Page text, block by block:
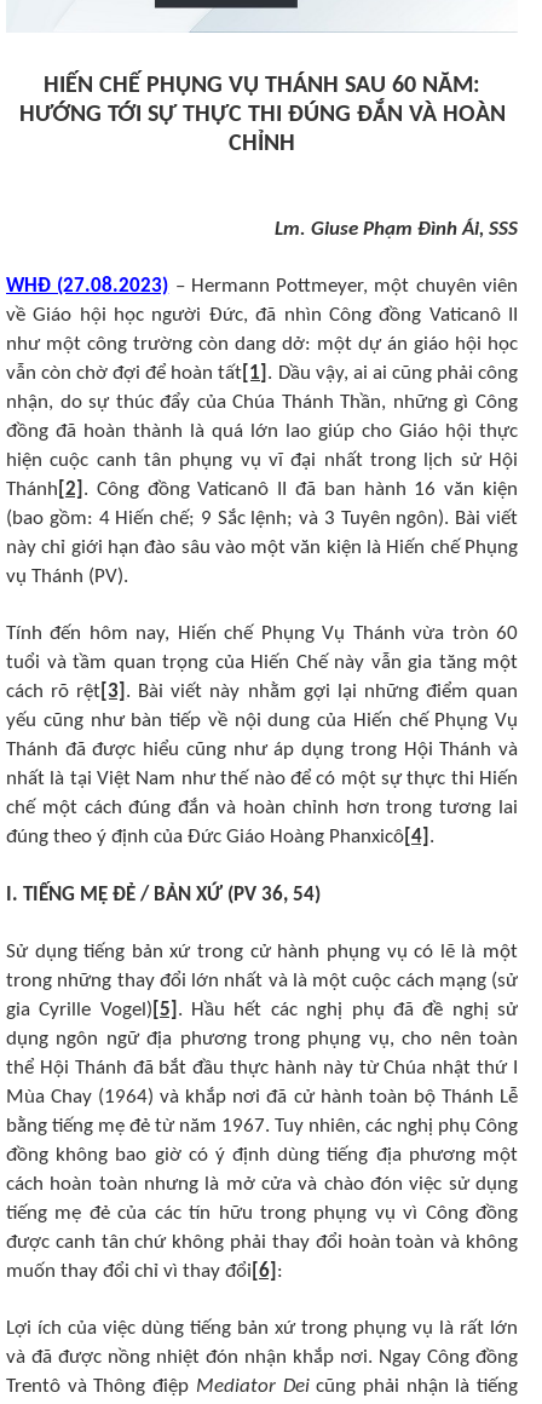
HIẾN CHẾ PHỤNG VỤ THÁNH SAU 60 NĂM:
HƯỚNG TỚI SỰ THỰC THI ĐÚNG ĐẮN VÀ HOÀN
CHỈNH
Lm. Giuse Phạm Đình Ái, SSS
WHĐ (27.08.2023) – Hermann Pottmeyer, một chuyên viên
về Giáo hội học người Đức, đã nhìn Công đồng Vaticanô II
như một công trường còn dang dở: một dự án giáo hội học
vẫn còn chờ đợi để hoàn tất [1] . Dầu vậy, ai ai cũng phải công
nhận, do sự thúc đẩy của Chúa Thánh Thần, những gì Công
đồng đã hoàn thành là quá lớn lao giúp cho Giáo hội thực
hiện cuộc canh tân phụng vụ vĩ đại nhất trong lịch sử Hội
Thánh [2] . Công đồng Vaticanô II đã ban hành 16 văn kiện
(bao gồm: 4 Hiến chế; 9 Sắc lệnh; và 3 Tuyên ngôn). Bài viết
này chỉ giới hạn đào sâu vào một văn kiện là Hiến chế Phụng
vụ Thánh (PV).
Tính đến hôm nay, Hiến chế Phụng Vụ Thánh vừa tròn 60
tuổi và tầm quan trọng của Hiến Chế này vẫn gia tăng một
cách rõ rệt [3] . Bài viết này nhằm gợi lại những điểm quan
yếu cũng như bàn tiếp về nội dung của Hiến chế Phụng Vụ
Thánh đã được hiểu cũng như áp dụng trong Hội Thánh và
nhất là tại Việt Nam như thế nào để có một sự thực thi Hiến
chế một cách đúng đắn và hoàn chỉnh hơn trong tương lai
đúng theo ý định của Đức Giáo Hoàng Phanxicô [4] .
I. TIẾNG MẸ ĐẺ / BẢN XỨ (PV 36, 54)
Sử dụng tiếng bản xứ trong cử hành phụng vụ có lẽ là một
trong những thay đổi lớn nhất và là một cuộc cách mạng (sử
gia Cyrille Vogel) [5] . Hầu hết các nghị phụ đã đề nghị sử
dụng ngôn ngữ địa phương trong phụng vụ, cho nên toàn
thể Hội Thánh đã bắt đầu thực hành này từ Chúa nhật thứ I
Mùa Chay (1964) và khắp nơi đã cử hành toàn bộ Thánh Lễ
bằng tiếng mẹ đẻ từ năm 1967. Tuy nhiên, các nghị phụ Công
đồng không bao giờ có ý định dùng tiếng địa phương một
cách hoàn toàn nhưng là mở cửa và chào đón việc sử dụng
tiếng mẹ đẻ của các tín hữu trong phụng vụ vì Công đồng
được canh tân chứ không phải thay đổi hoàn toàn và không
muốn thay đổi chỉ vì thay đổi [6] :
Lợi ích của việc dùng tiếng bản xứ trong phụng vụ là rất lớn
và đã được nồng nhiệt đón nhận khắp nơi. Ngay Công đồng
Trentô và Thông điệp Mediator Deicũng phải nhận là tiếng